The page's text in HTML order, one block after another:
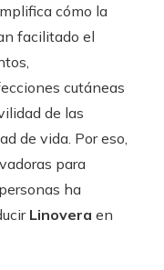
cómo la
facilitado el
cutáneas
de las
de vida. Por eso,
para
ha
Linovera en